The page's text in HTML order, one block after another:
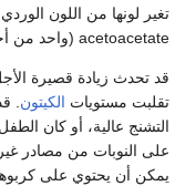
تغير لونها من اللون
acetoacetate (واحد من أجسام الكيتون الثلاثة).
قد تحدث زيادة قصيرة
تقلبت مستويات الكيتون.
التشنج عالية، أو كان
على النوبات من مصادر
يمكن أن يحتوي على